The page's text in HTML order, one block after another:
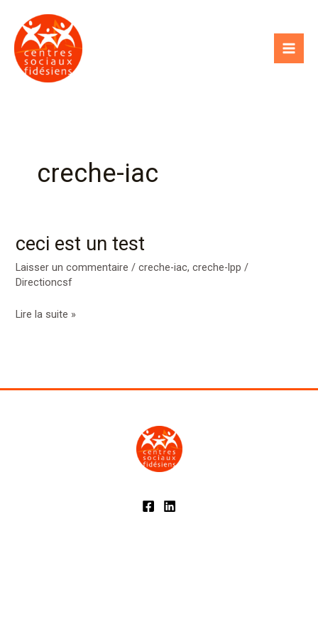
contenu
creche-iac
ceci est un test
Laisser un commentaire /creche-iac,creche-lpp /
Directioncsf
ceci
un
Lire la suite »